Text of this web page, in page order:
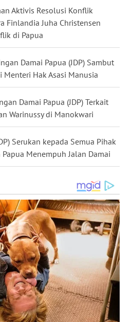
Aktivis Resolusi Konflik
Finlandia Juha Christensen
di Papua
Damai Papua (JDP) Sambut
Hak Asasi Manusia
Damai Papua (JDP) Terkait
Warinussy di Manokwari
Serukan kepada Semua Pihak
Menempuh Jalan Damai